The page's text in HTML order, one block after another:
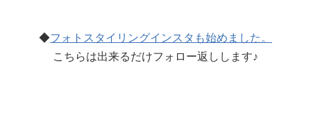
◆フォトスタイリングインスタも始めました。
こちらは出来るだけフォロー返しします♪